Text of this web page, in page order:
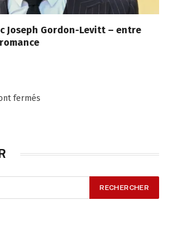
Joseph Gordon-Levitt – entre
fermés